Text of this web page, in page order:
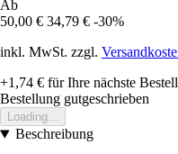
Ab
50,00 € 34,79 € -30%
inkl. MwSt. zzgl.
+1,74 € für Ihre nächste
Bestellung gutgeschrieben
Loading...
Beschreibung